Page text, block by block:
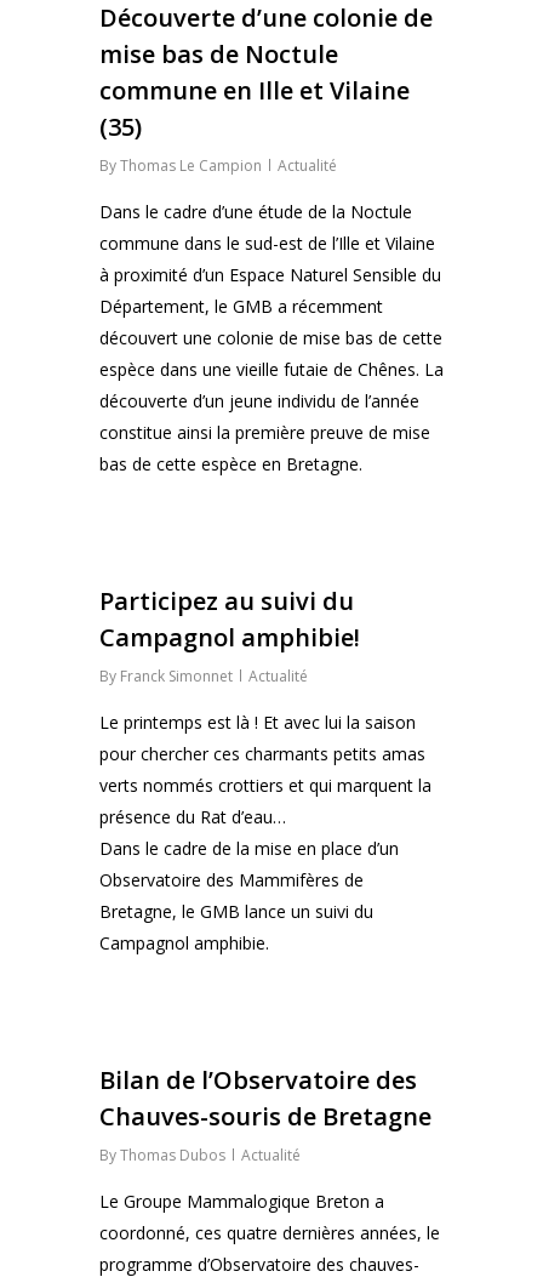
Découverte d’une colonie de
mise bas de Noctule
commune en Ille et Vilaine
(35)
ByThomas Le Campion Actualité
Dans le cadre d’une étude de la Noctule
commune dans le sud-est de l’Ille et Vilaine
à proximité d’un Espace Naturel Sensible du
Département, le GMB a récemment
découvert une colonie de mise bas de cette
espèce dans une vieille futaie de Chênes. La
découverte d’un jeune individu de l’année
constitue ainsi la première preuve de mise
bas de cette espèce en Bretagne.
Participez au suivi du
Campagnol amphibie!
By Franck Simonnet Actualité
Le printemps est là ! Et avec lui la saison
pour chercher ces charmants petits amas
verts nommés crottiers et qui marquent la
présence du Rat d’eau…
Dans le cadre de la mise en place d’un
Observatoire des Mammifères de
Bretagne, le GMB lance un suivi du
Campagnol amphibie.
Bilan de l’Observatoire des
Chauves-souris de Bretagne
ByThomas Dubos Actualité
Le Groupe Mammalogique Breton a
coordonné, ces quatre dernières années, le
programme d’Observatoire des chauves-